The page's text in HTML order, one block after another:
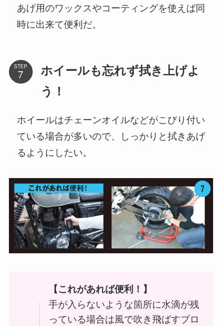
あげ用のワックスやコーティングを使えば同
時に出来て便利だ。
STEP
ホイールも忘れず拭き上げよ
う！
ホイールはチェーンオイルなどがこびり付い
ている場合が多いので、しっかりと拭きあげ
るようにしたい。
【これがあれば便利！】
手が入らないような箇所に水滴が残
っている場合は風で吹き飛ばすブロ